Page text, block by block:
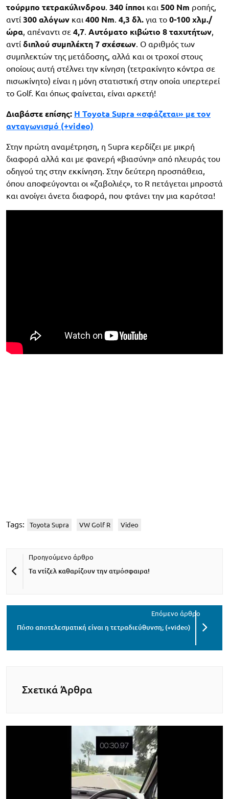
τούρμπο τετρακύλινδρου. 340 ίπποι και 500 Nm ροπής,
αντί 300 αλόγων και 400 Nm. 4,3 δλ. για το 0-100 χλμ./
ώρα, απέναντι σε 4,7. Αυτόματο κιβώτιο 8 ταχυτήτων,
αντί διπλού συμπλέκτη 7 σχέσεων. Ο αριθμός των
συμπλεκτών της μετάδοσης, αλλά και οι τροχοί στους
οποίους αυτή στέλνει την κίνηση (τετρακίνητο κόντρα σε
πισωκίνητο) είναι η μόνη στατιστική στην οποία υπερτερεί
το Golf. Και όπως φαίνεται, είναι αρκετή!
Διαβάστε επίσης: Η Toyota Supra «σφάζεται» με τον
ανταγωνισμό (+video)
Στην πρώτη αναμέτρηση, η Supra κερδίζει με μικρή
διαφορά αλλά και με φανερή «βιασύνη» από πλευράς του
οδηγού της στην εκκίνηση. Στην δεύτερη προσπάθεια,
όπου αποφεύγονται οι «ζαβολιές», το R πετάγεται μπροστά
και ανοίγει άνετα διαφορά, που φτάνει την μια καρότσα!
Tags: Toyota Supra VW Golf R Video
Τα ντίζελ καθαρίζουν την ατμόσφαιρα!
Πόσο αποτελεσματική είναι η τετραδιεύθυνση; (+video)
Σχετικά Άρθρα